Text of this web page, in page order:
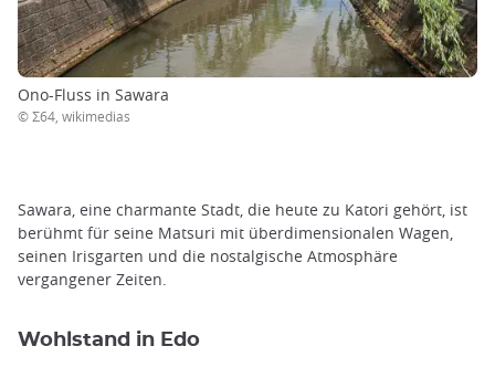
Ono-Fluss in Sawara
© Σ64, wikimedias
Sawara, eine charmante Stadt, die heute zu Katori gehört, ist
berühmt für seine Matsuri mit überdimensionalen Wagen,
seinen Irisgarten und die nostalgische Atmosphäre
vergangener Zeiten.
Wohlstand in Edo